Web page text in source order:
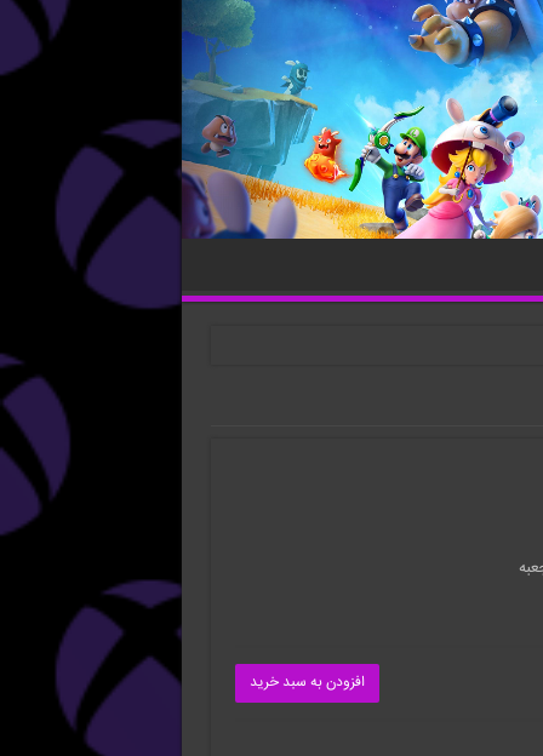
افزودن به سبد خرید